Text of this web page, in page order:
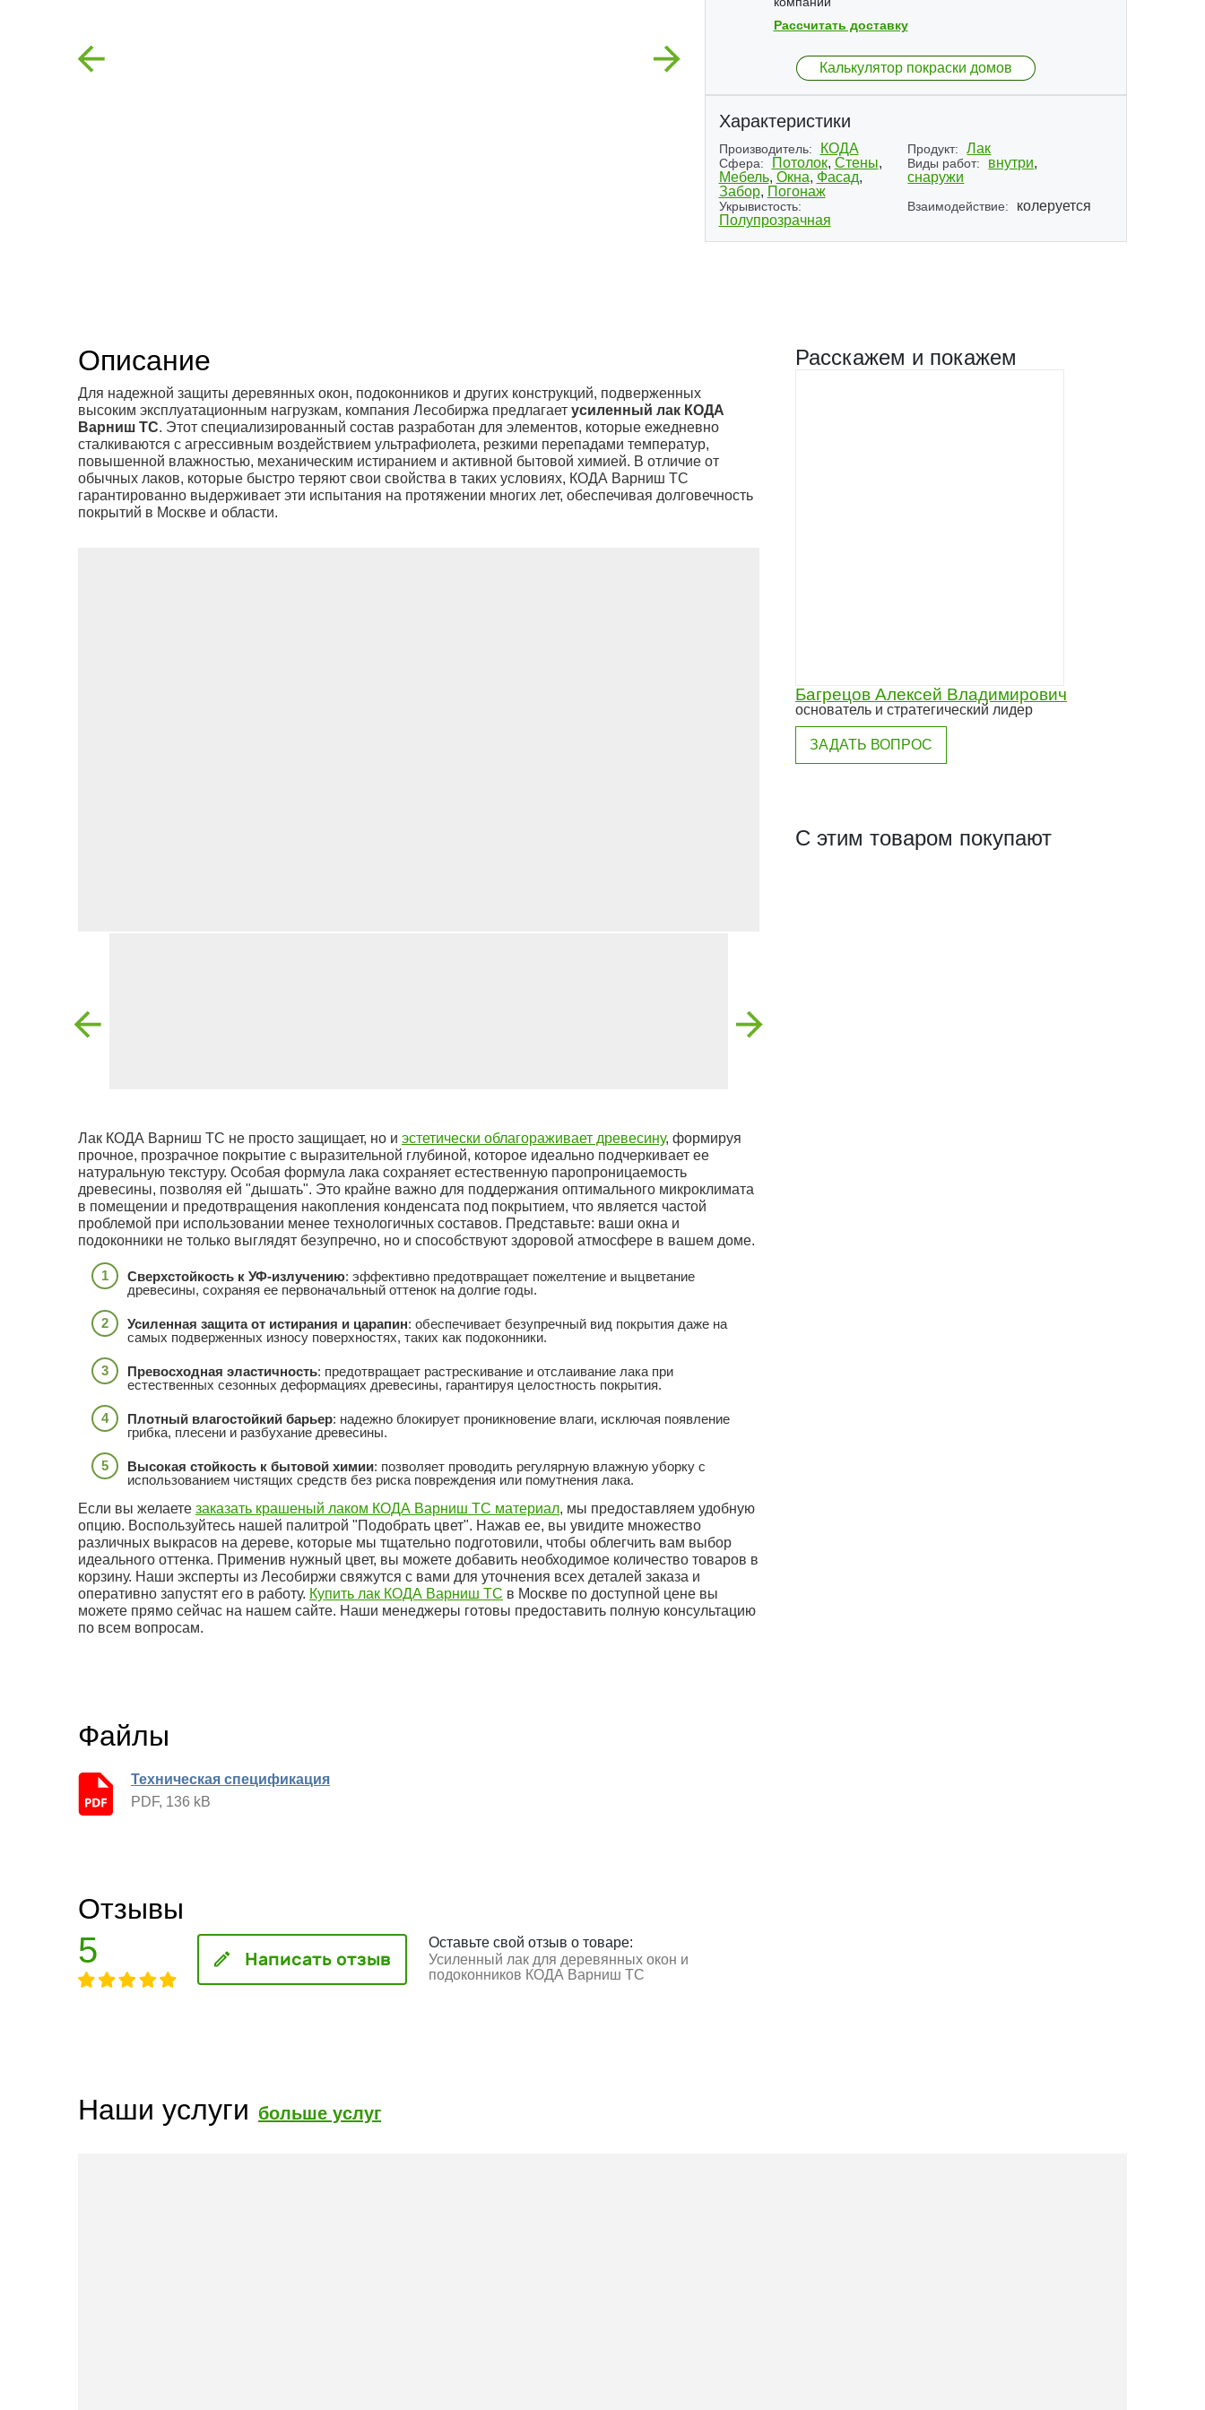
Previous Next
Рассчитать доставку
Калькулятор покраски домов
Характеристики
Производитель: КОДА Продукт: Лак
Сфера: Потолок, Стены,
Мебель, Окна, Фасад,
Забор, Погонаж
Виды работ: внутри,
снаружи
Укрывистость:
Полупрозрачная
Взаимодействие: колеруется
Описание
Для надежной защиты деревянных окон, подоконников и других конструкций, подверженных
высоким эксплуатационным нагрузкам, компания Лесобиржа предлагает усиленный лак КОДА
Варниш ТС. Этот специализированный состав разработан для элементов, которые ежедневно
сталкиваются с агрессивным воздействием ультрафиолета, резкими перепадами температур,
повышенной влажностью, механическим истиранием и активной бытовой химией. В отличие от
обычных лаков, которые быстро теряют свои свойства в таких условиях, КОДА Варниш ТС
гарантированно выдерживает эти испытания на протяжении многих лет, обеспечивая долговечность
покрытий в Москве и области.
Лак КОДА Варниш ТС не просто защищает, но и эстетически облагораживает древесину, формируя
прочное, прозрачное покрытие с выразительной глубиной, которое идеально подчеркивает ее
натуральную текстуру. Особая формула лака сохраняет естественную паропроницаемость
древесины, позволяя ей "дышать". Это крайне важно для поддержания оптимального микроклимата
в помещении и предотвращения накопления конденсата под покрытием, что является частой
проблемой при использовании менее технологичных составов. Представьте: ваши окна и
подоконники не только выглядят безупречно, но и способствуют здоровой атмосфере в вашем доме.
Сверхстойкость к УФ-излучению: эффективно предотвращает пожелтение и выцветание
древесины, сохраняя ее первоначальный оттенок на долгие годы.
Усиленная защита от истирания и царапин: обеспечивает безупречный вид покрытия даже на
самых подверженных износу поверхностях, таких как подоконники.
Превосходная эластичность: предотвращает растрескивание и отслаивание лака при
естественных сезонных деформациях древесины, гарантируя целостность покрытия.
Плотный влагостойкий барьер: надежно блокирует проникновение влаги, исключая появление
грибка, плесени и разбухание древесины.
Высокая стойкость к бытовой химии: позволяет проводить регулярную влажную уборку с
использованием чистящих средств без риска повреждения или помутнения лака.
Если вы желаете заказать крашеный лаком КОДА Варниш ТС материал, мы предоставляем удобную
опцию. Воспользуйтесь нашей палитрой "Подобрать цвет". Нажав ее, вы увидите множество
различных выкрасов на дереве, которые мы тщательно подготовили, чтобы облегчить вам выбор
идеального оттенка. Применив нужный цвет, вы можете добавить необходимое количество товаров в
корзину. Наши эксперты из Лесобиржи свяжутся с вами для уточнения всех деталей заказа и
оперативно запустят его в работу. Купить лак КОДА Варниш ТС в Москве по доступной цене вы
можете прямо сейчас на нашем сайте. Наши менеджеры готовы предоставить полную консультацию
по всем вопросам.
Файлы
Техническая спецификация
PDF, 136 kB
Отзывы
5 Написать отзыв
Оставьте свой отзыв о товаре:
Усиленный лак для деревянных окон и
подоконников КОДА Варниш ТС
Расскажем и покажем
Багрецов Алексей Владимирович
основатель и стратегический лидер
ЗАДАТЬ ВОПРОС
Наши услуги больше услуг